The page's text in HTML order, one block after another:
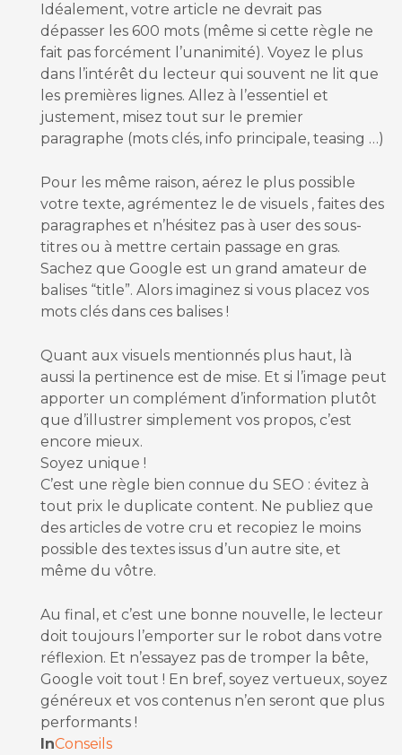
Idéalement, votre article ne devrait pas
dépasser les 600 mots (même si cette règle ne
fait pas forcément l’unanimité). Voyez le plus
dans l’intérêt du lecteur qui souvent ne lit que
les premières lignes. Allez à l’essentiel et
justement, misez tout sur le premier
paragraphe (mots clés, info principale, teasing …)
Pour les même raison, aérez le plus possible
votre texte, agrémentez le de visuels , faites des
paragraphes et n’hésitez pas à user des sous-
titres ou à mettre certain passage en gras.
Sachez que Google est un grand amateur de
balises “title”. Alors imaginez si vous placez vos
mots clés dans ces balises !
Quant aux visuels mentionnés plus haut, là
aussi la pertinence est de mise. Et si l’image peut
apporter un complément d’information plutôt
que d’illustrer simplement vos propos, c’est
encore mieux.
Soyez unique !
C’est une règle bien connue du SEO : évitez à
tout prix le duplicate content. Ne publiez que
des articles de votre cru et recopiez le moins
possible des textes issus d’un autre site, et
même du vôtre.
Au final, et c’est une bonne nouvelle, le lecteur
doit toujours l’emporter sur le robot dans votre
réflexion. Et n’essayez pas de tromper la bête,
Google voit tout ! En bref, soyez vertueux, soyez
généreux et vos contenus n’en seront que plus
performants !
InConseils